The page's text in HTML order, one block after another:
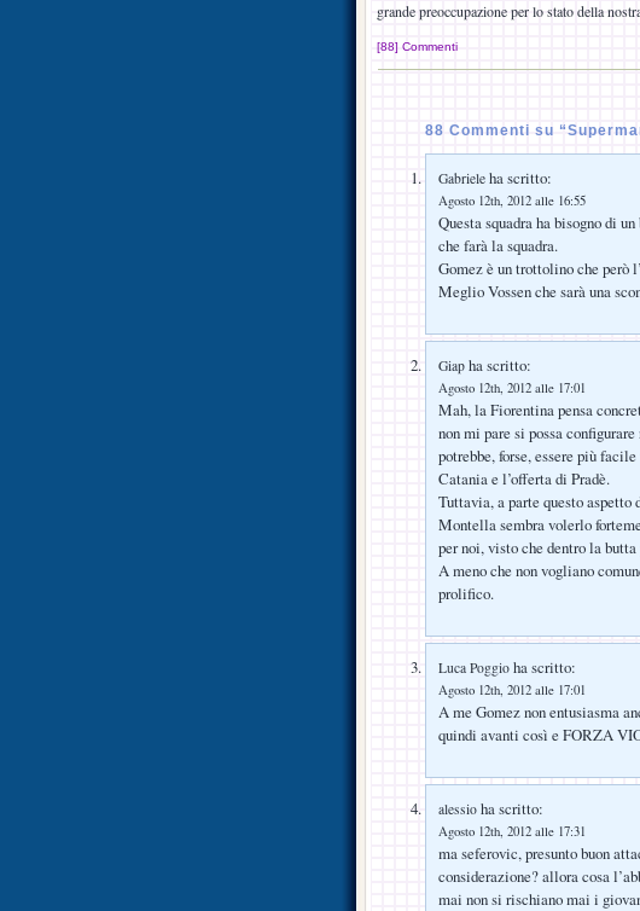
grande preoccupazione per lo stato della
[88] Commenti
88 Commenti su
Gabriele ha scritto:
Agosto 12th, 2012 alle 16:55
Questa squadra ha bisogno di
che farà la squadra.
Gomez è un trottolino che però
Meglio Vossen che sarà una
Giap ha scritto:
Agosto 12th, 2012 alle 17:01
Mah, la Fiorentina pensa
non mi pare si possa
potrebbe, forse, essere più
Catania e l’offerta di Pradè.
Tuttavia, a parte questo aspetto
Montella sembra volerlo
per noi, visto che dentro la
A meno che non vogliano
prolifico.
Luca Poggio ha scritto:
Agosto 12th, 2012 alle 17:01
A me Gomez non entusiasma
quindi avanti così e FORZA
alessio ha scritto:
Agosto 12th, 2012 alle 17:31
ma seferovic, presunto buon
considerazione? allora cosa
mai non si rischiano mai i